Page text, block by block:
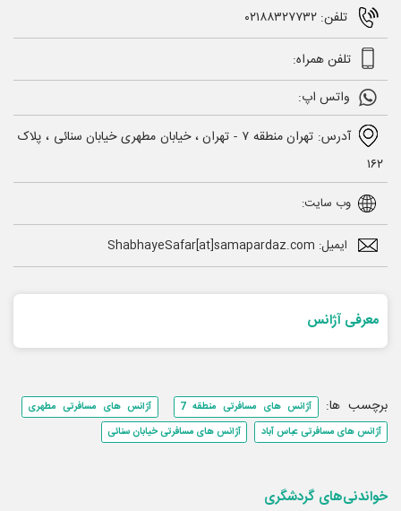
تلفن: ۰۲۱۸۸۳۲۷۷۳۲
تلفن همراه:
واتس اپ:
آدرس: تهران منطقه ۷ - تهران ، خیابان مطهری خیابان سنائی ، پلاک
۱۶۲
وب سایت:
ایمیل: ShabhayeSafar[at]samapardaz.com
معرفی آژانس
برچسب ها: آژانس های مسافرتی منطقه 7
آژانس های مسافرتی مطهری
آژانس های مسافرتی عباس آباد
آژانس های مسافرتی خیابان سنائی
خواندنی‌های گردشگری